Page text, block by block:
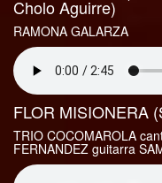
Cholo Aguirre)
RAMONA GALARZA
FLOR MISIONERA
TRIO COCOMAROLA
FERNANDEZ guitarra